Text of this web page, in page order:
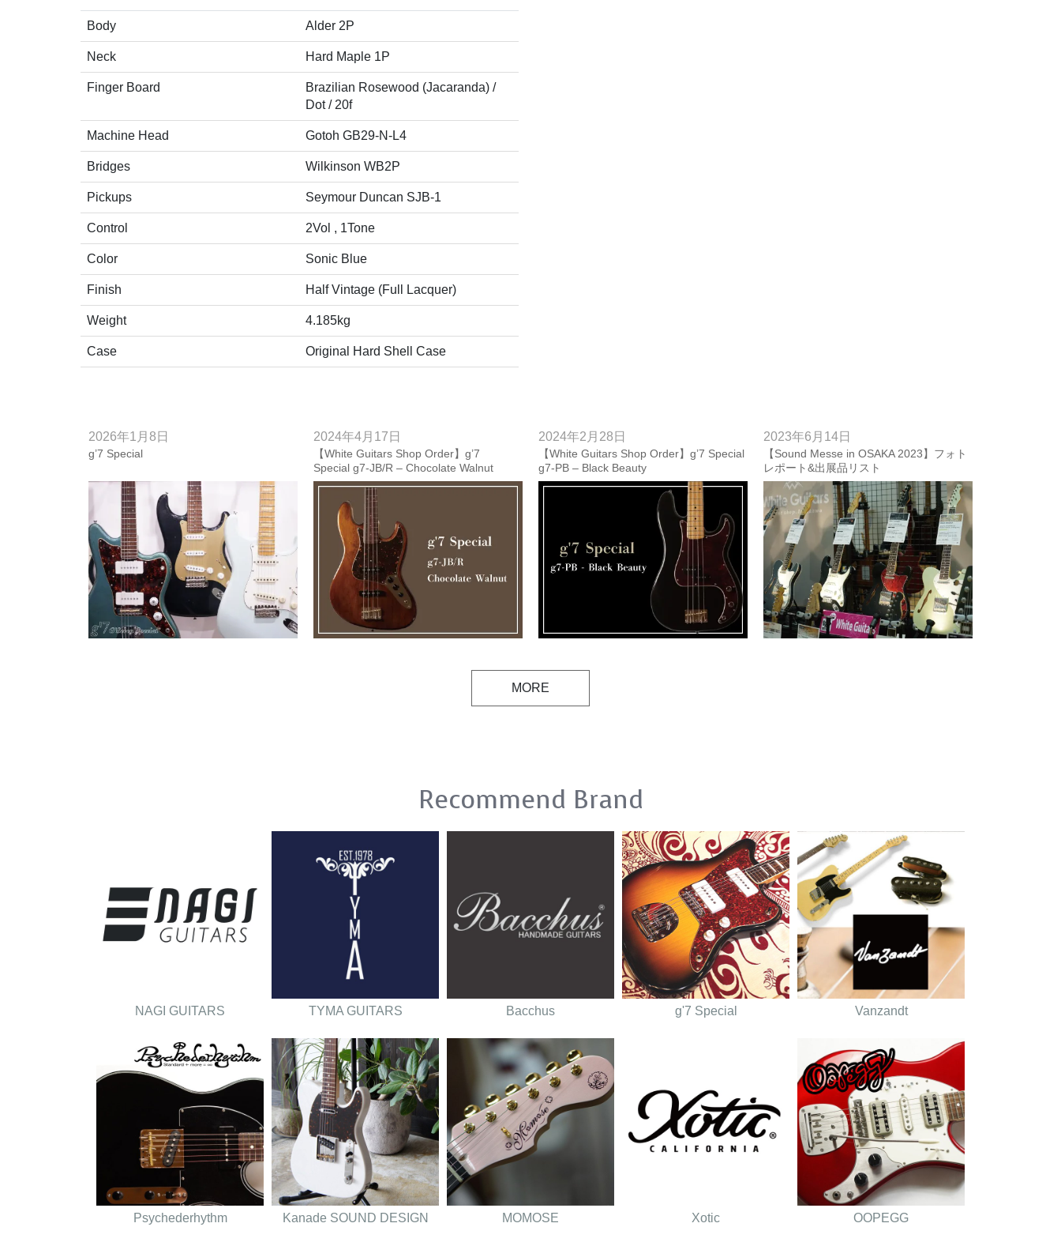
Body Alder 2P
Neck Hard Maple 1P
Finger Board
Brazilian Rosewood (Jacaranda) /
Dot / 20f
Machine Head Gotoh GB29-N-L4
Bridges Wilkinson WB2P
Pickups Seymour Duncan SJB-1
Control 2Vol , 1Tone
Color Sonic Blue
Finish Half Vintage (Full Lacquer)
Weight 4.185kg
Case Original Hard Shell Case
2026年1月8日
g’7 Special
2024年4月17日
【White Guitars Shop Order】g’7
Special g7-JB/R – Chocolate Walnut
2024年2月28日
【White Guitars Shop Order】g’7 Special
g7-PB – Black Beauty
2023年6月14日
【Sound Messe in OSAKA 2023】フォト
レポート&出展品リスト
MORE
Recommend Brand
NAGI GUITARS TYMA GUITARS Bacchus g'7 Special Vanzandt
Psychederhythm Kanade SOUND DESIGN MOMOSE Xotic OOPEGG